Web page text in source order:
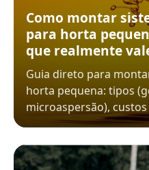
Como montar
para horta
que realmente
Guia direto para
horta pequena: tipos
microaspersão),